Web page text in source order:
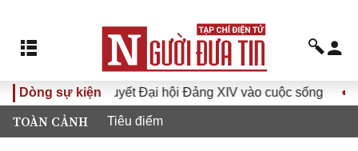
Dòng sự kiện
Nghị quyết Đại hội Đảng XIV vào cuộc sống Hướng tới
TOÀN CẢNH Tiêu điểm